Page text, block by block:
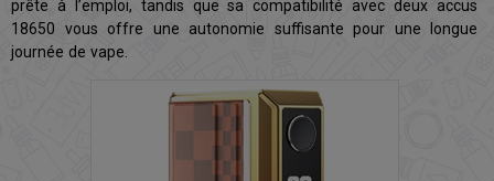
prête à l’emploi, tandis que sa compatibilité avec deux accus
18650 vous offre une autonomie suffisante pour une longue
journée de vape.